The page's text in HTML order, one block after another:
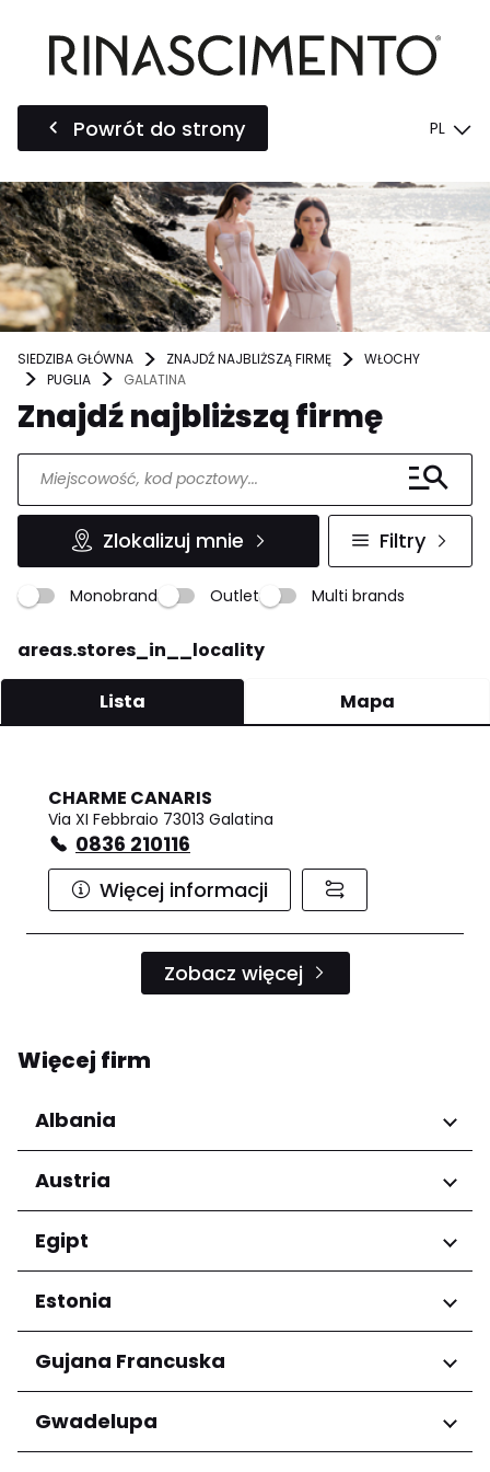
Powrót do strony PL
SIEDZIBA GŁÓWNA ZNAJDŹ NAJBLIŻSZĄ FIRMĘ
WŁOCHY
PUGLIA
GALATINA
Znajdź najbliższą firmę
Zlokalizuj mnie Filtry
Monobrand Outlet Multi brands
areas.stores_in__locality
Lista Mapa
CHARME CANARIS
Via XI Febbraio 73013 Galatina
0836 210116
Więcej informacji
Zobacz więcej
Więcej firm
Albania
Regiony
Qarku i Tiranës
Austria
Regiony
Niederösterreich
Salzburg
Wien
Egipt
Regiony
Kair
Estonia
Regiony
Harju maakond
Tartu maakond
Gujana Francuska
Regiony
Arrondissement de Cayenne
Gwadelupa